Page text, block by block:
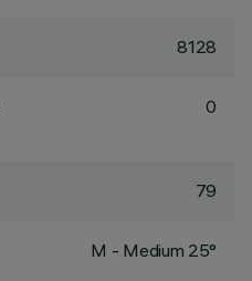
8128
0
79
M - Medium 25°